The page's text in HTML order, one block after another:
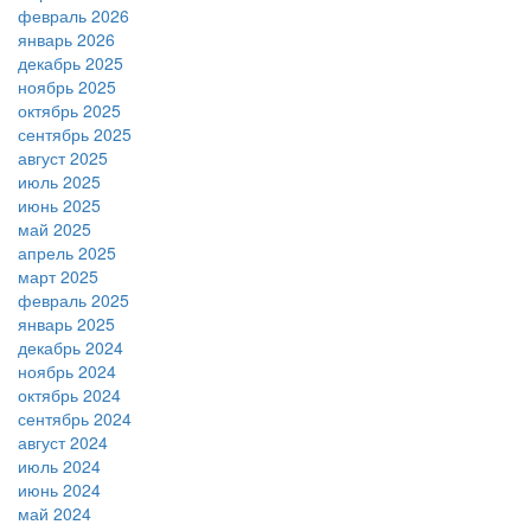
февраль 2026
январь 2026
декабрь 2025
ноябрь 2025
октябрь 2025
сентябрь 2025
август 2025
июль 2025
июнь 2025
май 2025
апрель 2025
март 2025
февраль 2025
январь 2025
декабрь 2024
ноябрь 2024
октябрь 2024
сентябрь 2024
август 2024
июль 2024
июнь 2024
май 2024